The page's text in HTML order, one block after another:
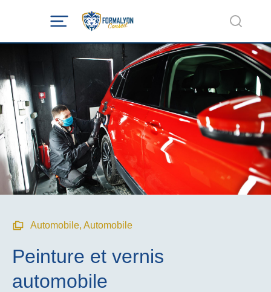
Automobile, Automobile
Peinture et vernis
automobile